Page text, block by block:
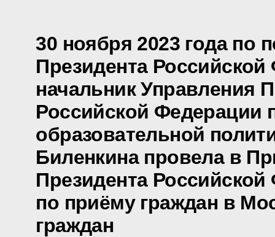
30 ноября 2023 года по
Президента
начальник Управления
Российской Федерации
образовательной
Биленкина провела в
Президента
по приёму граждан в
граждан